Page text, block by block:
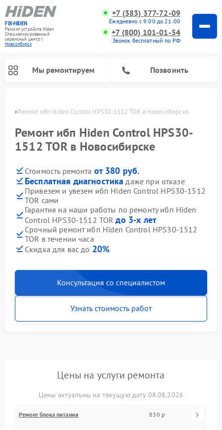
FIX-HIDEN
Ремонт устройств Hiden
Специализированный
cервисный центр г.
Новосибирск
+7 (383) 377-72-09
Ежедневно с 9:00 до 21:00
+7 (800) 101-01-54
Звонок бесплатный по РФ
Мы ремонтируем Позвонить
Ремонт ибп Hiden Control HPS30-1512 TOR в Новосибирске
Ремонт ибп Hiden Control HPS30-
1512 TOR в Новосибирске
Стоимость ремонта от 380 руб.
Бесплатная диагностика даже при отказе
Привезем и увезем ибп Hiden Control HPS30-1512
TOR сами
Гарантия на наши работы по ремонту ибп Hiden
Control HPS30-1512 TORдо 3-х лет
Срочный ремонт ибп Hiden Control HPS30-1512
TOR в течении часа
Скидка для вас до 20%
Консультация со специалистом
Узнать стоимость работ
Цены на услуги ремонта
Цены актуальны на текущую дату 08.08.2026
Ремонт блока питания 830 р